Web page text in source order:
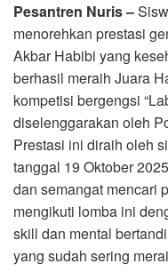
Pesantren Nuris –
menorehkan prestasi
Akbar Habibi yang
berhasil meraih Juara
kompetisi bergengsi
diselenggarakan oleh
Prestasi ini diraih oleh
tanggal 19 Oktober
dan semangat mencari
mengikuti lomba ini
skill dan mental
yang sudah sering